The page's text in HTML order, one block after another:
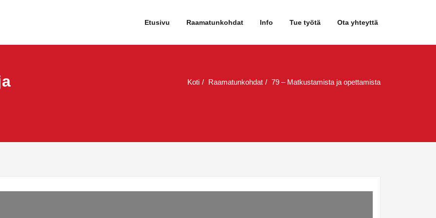
Etusivu Raamatunkohdat Info Tue työtä Ota yhteyttä
Koti Raamatunkohdat 79 – Matkustamista ja opettamista